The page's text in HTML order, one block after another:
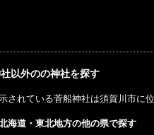
以外のの神社を探す
されている菅船神社は須賀川市に
海道・東北地方の他の県で探す